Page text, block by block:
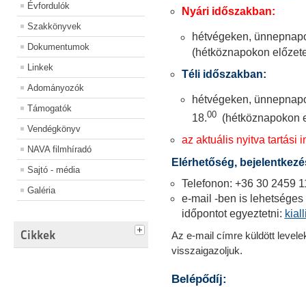
Évfordulók
Szakkönyvek
Dokumentumok
Linkek
Adományozók
Támogatók
Vendégkönyv
NAVA filmhíradó
Sajtó - média
Galéria
Cikkek
Nyári időszakban:
hétvégeken,
(hétköznapokon
Téli időszakban:
hétvégeken,
18.00 (hétköznapokon
az aktuális nyitva tartási
Elérhetőség,
Telefonon: +36 30 2459
e-mail -ben is
időpontot egyeztetni:
Az e-mail címre küldött
visszaigazoljuk.
Belépődíj: